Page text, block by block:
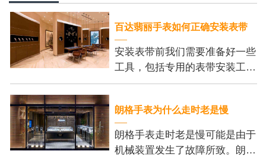
百达翡丽手表如何正确安装表带
安装表带前我们需要准备好一些
工具，包括专用的表带安装工
具、刻度尺和细尖钳。这些工具
带，并保证我们的操作
朗格手表为什么走时老是慢
朗格手表走时老是慢可能是由于
机械装置发生了故障所致。朗格